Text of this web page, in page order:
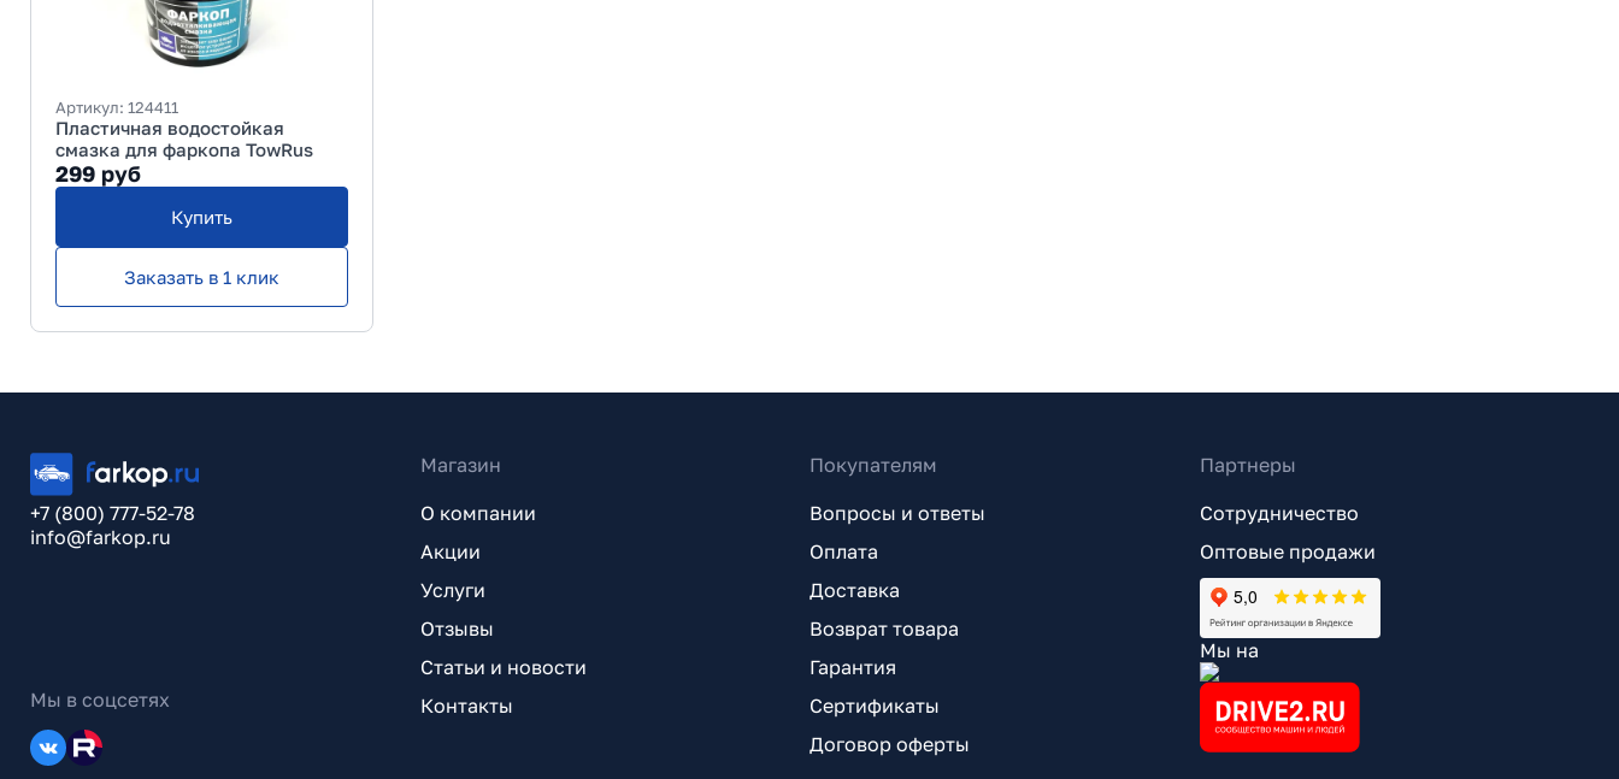
Артикул: 124411
Пластичная водостойкая
смазка для фаркопа TowRus
299 руб
Купить
Заказать в 1 клик
+7 (800) 777-52-78
info@farkop.ru
Мы в соцсетях
Магазин
О компании
Акции
Услуги
Отзывы
Статьи и новости
Контакты
Покупателям
Вопросы и ответы
Оплата
Доставка
Возврат товара
Гарантия
Сертификаты
Договор оферты
Партнеры
Сотрудничество
Оптовые продажи
Мы на